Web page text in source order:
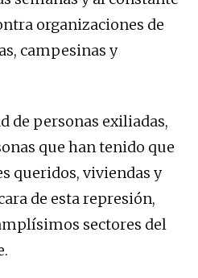
organizaciones de
campesinas y
de personas exiliadas,
que han tenido que
queridos, viviendas y
de esta represión,
sectores del